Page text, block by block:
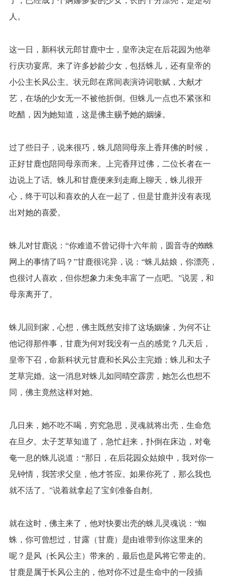
人。
这一日，新科状元郎甘鹿中士，皇帝决定在后花园为他举
行庆功宴席。来了许多妙龄少女，包括蛛儿，还有皇帝的
小公主长风公主。状元郎在席间表演诗词歌赋，大献才
艺，在场的少女无一不被他折倒。但蛛儿一点也不紧张和
吃醋，因为她知道，这是佛主赐予她的姻缘。
过了些日子，说来很巧，蛛儿陪同母亲上香拜佛的时候，
正好甘鹿也陪同母亲而来。上完香拜过佛，二位长者在一
边说上了话。蛛儿和甘鹿便来到走廊上聊天，蛛儿很开
心，终于可以和喜欢的人在一起了，但是甘鹿并没有表现
出对她的喜爱。
蛛儿对甘鹿说：“你难道不曾记得十六年前，圆音寺的蜘蛛
网上的事情了吗？”甘鹿很诧异，说：“蛛儿姑娘，你漂亮，
也很讨人喜欢，但你想象力未免丰富了一点吧。”说罢，和
母亲离开了。
蛛儿回到家，心想，佛主既然安排了这场姻缘，为何不让
他记得那件事，甘鹿为何对我没有一点的感觉？几天后，
皇帝下召，命新科状元甘鹿和长风公主完婚；蛛儿和太子
芝草完婚。这一消息对蛛儿如同晴空霹雳，她怎么也想不
同，佛主竟然这样对她。
几日来，她不吃不喝，穷究急思，灵魂就将出壳，生命危
在旦夕。太子芝草知道了，急忙赶来，扑倒在床边，对奄
奄一息的蛛儿说道：“那日，在后花园众姑娘中，我对你一
见钟情，我苦求父皇，他才答应。如果你死了，那么我也
就不活了。”说着就拿起了宝剑准备自刎。
就在这时，佛主来了，他对快要出壳的蛛儿灵魂说：“蜘
蛛，你可曾想过，甘露（甘鹿）是由谁带到你这里来的
呢？是风（长风公主）带来的，最后也是风将它带走的。
甘鹿是属于长风公主的，他对你不过是生命中的一段插